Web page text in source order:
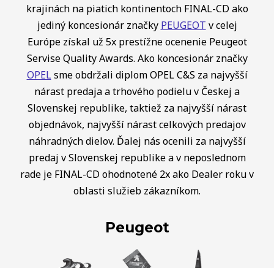
krajinách na piatich kontinentoch FINAL-CD ako
jediný koncesionár značky PEUGEOT v celej
Európe získal už 5x prestížne ocenenie Peugeot
Servise Quality Awards. Ako koncesionár značky
OPELsme obdržali diplom OPEL C&S za najvyšší
nárast predaja a trhového podielu v Českej a
Slovenskej republike, taktiež za najvyšší nárast
objednávok, najvyšší nárast celkových predajov
náhradných dielov. Ďalej nás ocenili za najvyšší
predaj v Slovenskej republike a v neposlednom
rade je FINAL-CD ohodnotené 2x ako Dealer roku v
oblasti služieb zákazníkom.
Peugeot